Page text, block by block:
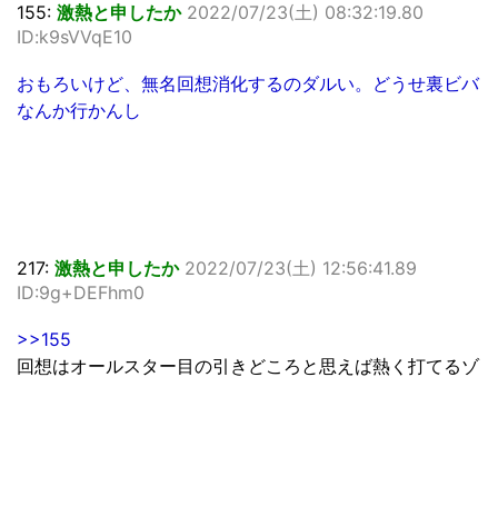
155: 激熱と申したか 2022/07/23(土) 08:32:19.80
ID:k9sVVqE10
おもろいけど、無名回想消化するのダルい。どうせ裏ビバ
なんか行かんし
217: 激熱と申したか 2022/07/23(土) 12:56:41.89
ID:9g+DEFhm0
>>155
回想はオールスター目の引きどころと思えば熱く打てるゾ